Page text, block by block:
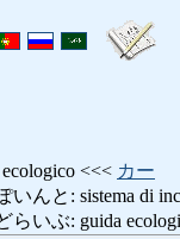
<<< カー
んと: sistema di
いぶ: guida